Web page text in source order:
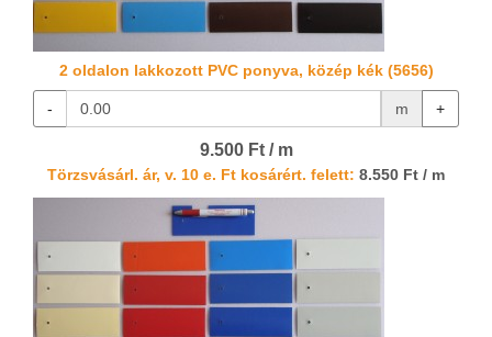
2 oldalon lakkozott PVC ponyva, közép kék (5656)
- m +
9.500 Ft / m
Törzsvásárl. ár, v. 10 e. Ft kosárért. felett: 8.550 Ft / m